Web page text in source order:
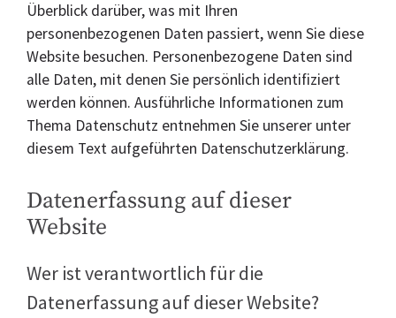
Überblick darüber, was mit Ihren
personenbezogenen Daten passiert, wenn Sie diese
Website besuchen. Personenbezogene Daten sind
alle Daten, mit denen Sie persönlich identifiziert
werden können. Ausführliche Informationen zum
Thema Datenschutz entnehmen Sie unserer unter
diesem Text aufgeführten Datenschutzerklärung.
Datenerfassung auf dieser
Website
Wer ist verantwortlich für die
Datenerfassung auf dieser Website?